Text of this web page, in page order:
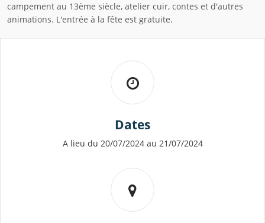
campement au 13ème siècle, atelier cuir, contes et d'autres
animations. L'entrée à la fête est gratuite.
Dates
A lieu du 20/07/2024 au 21/07/2024